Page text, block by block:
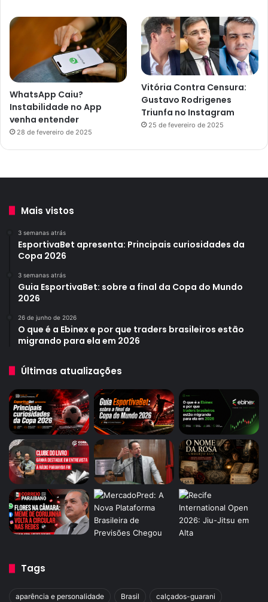
WhatsApp Caiu?
Instabilidade no App
venha entender
28 de fevereiro de 2025
Vitória Contra Censura:
Gustavo Rodrigenes
Triunfa no Instagram
25 de fevereiro de 2025
Mais vistos
3 semanas atrás
EsportivaBet apresenta: Principais curiosidades da
Copa 2026
3 semanas atrás
Guia EsportivaBet: sobre a final da Copa do Mundo
2026
26 de junho de 2026
O que é a Ebinex e por que traders brasileiros estão
migrando para ela em 2026
Últimas atualizações
Tags
aparência e personalidade Brasil calçados-guarani